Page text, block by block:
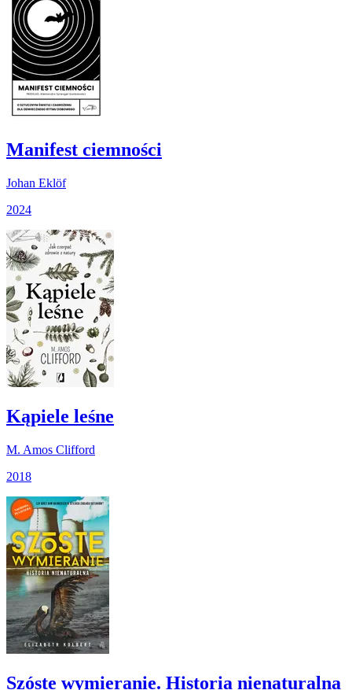
Manifest ciemności
Johan Eklöf
2024
Kąpiele leśne
M. Amos Clifford
2018
Szóste wymieranie. Historia nienaturalna